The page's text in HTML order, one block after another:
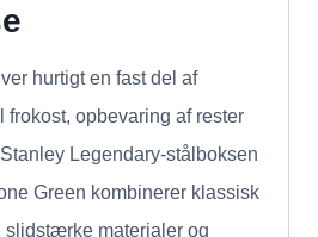
hurtigt en fast del af
frokost, opbevaring af rester
Legendary-stålboksen
Green kombinerer klassisk
slidstærke materialer og